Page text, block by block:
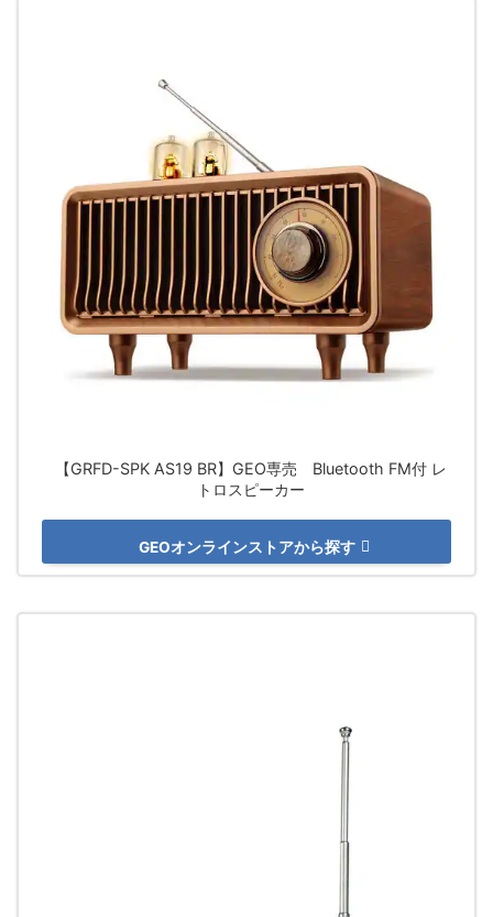
【GRFD-SPK AS19 BR】GEO専売 Bluetooth FM付 レ
トロスピーカー
GEOオンラインストアから探す